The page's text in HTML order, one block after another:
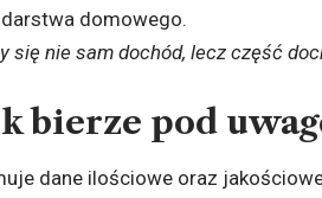
domowego.
się nie sam dochód, lecz część
bierze pod
dane ilościowe oraz